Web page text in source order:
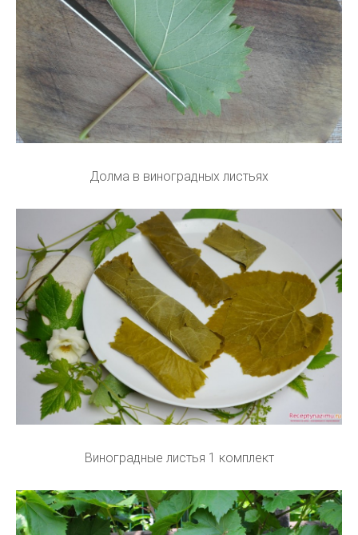
Долма в виноградных листьях
Виноградные листья 1 комплект